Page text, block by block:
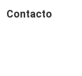
Contacto